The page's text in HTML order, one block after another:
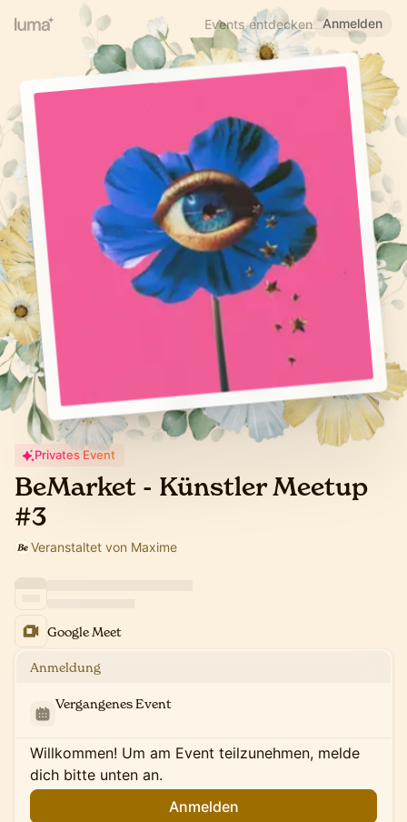
Events entdecken Anmelden
Privates Event
BeMarket - Künstler Meetup
#3
Veranstaltet von Maxime
Google Meet
Anmeldung
Vergangenes Event
Willkommen! Um am Event teilzunehmen, melde
dich bitte unten an.
Anmelden